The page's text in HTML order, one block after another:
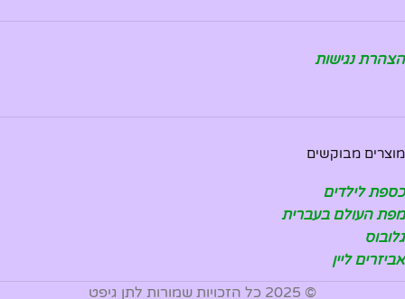
הצהרת נגישות
מוצרים מבוקשים
כספת לילדים
מפת העולם בעברית
גלובוס
אביזרים ליין
© 2025 כל הזכויות שמורות לתן גיפט